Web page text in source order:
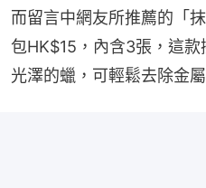
而留言中網友所推薦的「
包HK$15，內含3張，這
光澤的蠟，可輕鬆去除金